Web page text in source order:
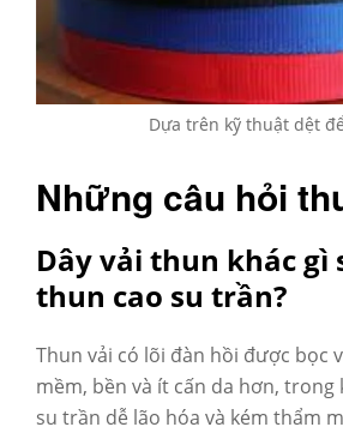
Dựa trên kỹ thuật dệt
Những câu hỏi
Dây vải thun khác gì
thun cao su trần?
Thun vải có lõi đàn hồi được bọc
mềm, bền và ít cấn da hơn, trong
su trần dễ lão hóa và kém thẩm